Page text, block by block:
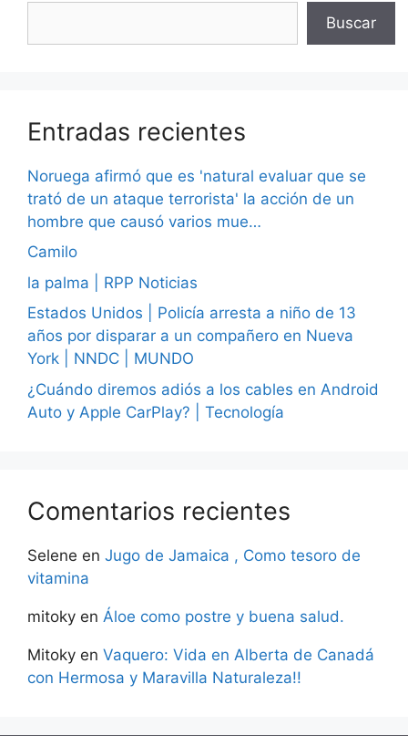
Buscar
Entradas recientes
Noruega afirmó que es 'natural evaluar que se
trató de un ataque terrorista' la acción de un
hombre que causó varios mue…
Camilo
la palma | RPP Noticias
Estados Unidos | Policía arresta a niño de 13
años por disparar a un compañero en Nueva
York | NNDC | MUNDO
¿Cuándo diremos adiós a los cables en Android
Auto y Apple CarPlay? | Tecnología
Comentarios recientes
Selene en Jugo de Jamaica , Como tesoro de
vitamina
mitoky en Áloe como postre y buena salud.
Mitoky en Vaquero: Vida en Alberta de Canadá
con Hermosa y Maravilla Naturaleza!!